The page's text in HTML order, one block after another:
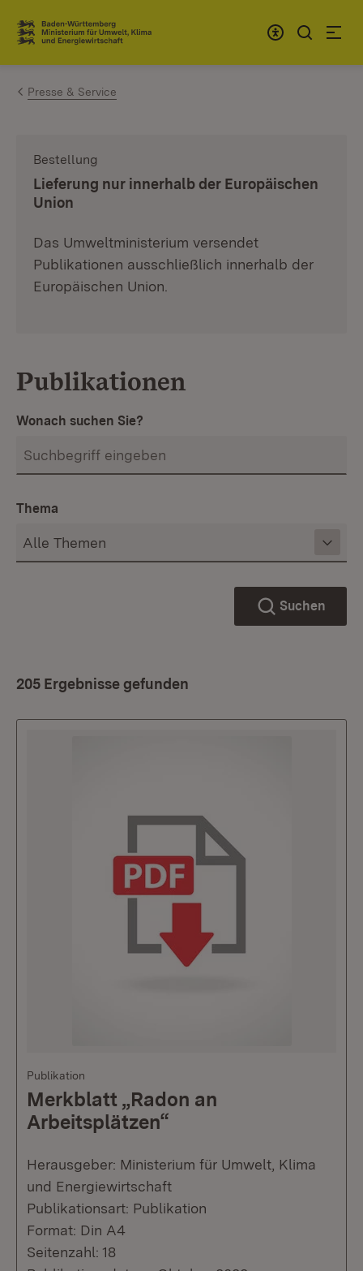
Zum Inhalt springen
Link zur Startseite
Presse & Service
Bestellung
Lieferung nur innerhalb der Europäischen
Union
Das Umweltministerium versendet
Publikationen ausschließlich innerhalb der
Europäischen Union.
Publikationen
Wonach suchen Sie?
Thema
Suchen
205 Ergebnisse gefunden
Publikation
Merkblatt „Radon an
Arbeitsplätzen“
Herausgeber: Ministerium für Umwelt, Klima
und Energiewirtschaft
Publikationsart: Publikation
Format: Din A4
Seitenzahl: 18